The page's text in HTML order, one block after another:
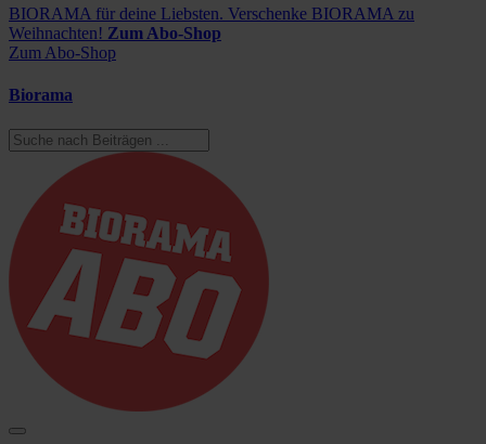
BIORAMA für deine Liebsten. Verschenke BIORAMA zu
Weihnachten! Zum Abo-Shop
Zum Abo-Shop
Biorama